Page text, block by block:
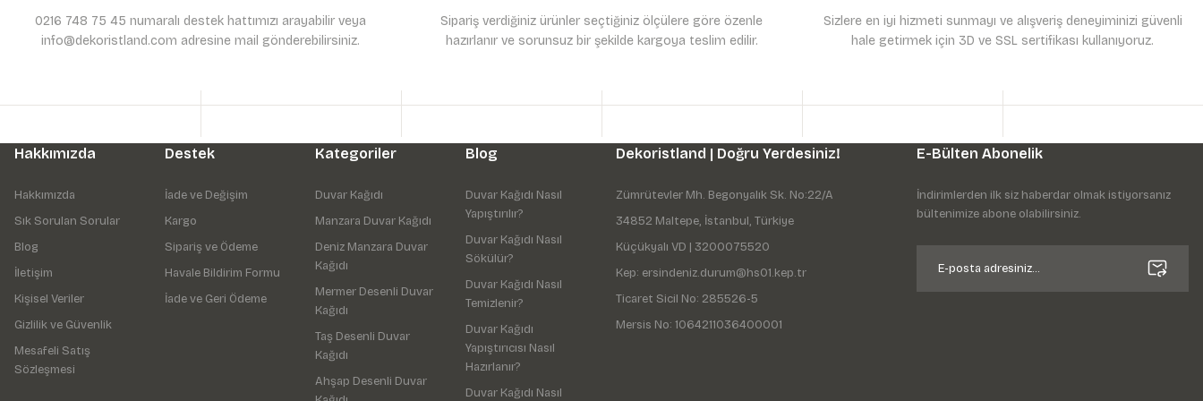
Gönder
0216 748 75 45 numaralı destek hattımızı arayabilir veya
info@dekoristland.com adresine mail gönderebilirsiniz.
Sipariş verdiğiniz ürünler seçtiğiniz ölçülere göre özenle
hazırlanır ve sorunsuz bir şekilde kargoya teslim edilir.
Sizlere en iyi hizmeti sunmayı ve alışveriş deneyiminizi güvenli
hale getirmek için 3D ve SSL sertifikası kullanıyoruz.
Hakkımızda
Hakkımızda
Sık Sorulan Sorular
Blog
İletişim
Kişisel Veriler
Gizlilik ve Güvenlik
Mesafeli Satış
Sözleşmesi
Destek
İade ve Değişim
Kargo
Sipariş ve Ödeme
Havale Bildirim Formu
İade ve Geri Ödeme
Kategoriler
Duvar Kağıdı
Manzara Duvar Kağıdı
Deniz Manzara Duvar
Kağıdı
Mermer Desenli Duvar
Kağıdı
Taş Desenli Duvar
Kağıdı
Ahşap Desenli Duvar
Blog
Duvar Kağıdı Nasıl
Yapıştırılır?
Duvar Kağıdı Nasıl
Sökülür?
Duvar Kağıdı Nasıl
Temizlenir?
Duvar Kağıdı
Yapıştırıcısı Nasıl
Hazırlanır?
Duvar Kağıdı Nasıl
Dekoristland | Doğru Yerdesiniz!
Zümrütevler Mh. Begonyalık Sk. No:22/A
34852 Maltepe, İstanbul, Türkiye
Küçükyalı VD | 3200075520
Kep: ersindeniz.durum@hs01.kep.tr
Ticaret Sicil No: 285526-5
Mersis No: 1064211036400001
E-Bülten Abonelik
İndirimlerden ilk siz haberdar olmak istiyorsanız
bültenimize abone olabilirsiniz.